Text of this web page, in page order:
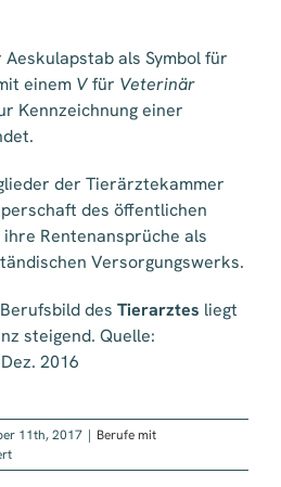
Aeskulapstab als Symbol für
einem Vfür Veterinär
Kennzeichnung einer
der Tierärztekammer
des öffentlichen
Rentenansprüche als
Versorgungswerks.
des Tierarztes liegt
steigend. Quelle:
2016
11th, 2017 | Berufe mit
für
Tierarzt